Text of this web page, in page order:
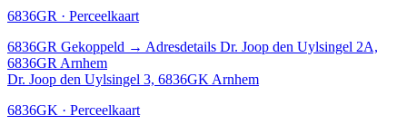
6836GR · Perceelkaart
6836GR Gekoppeld → Adresdetails Dr. Joop den Uylsingel 2A,
6836GR Arnhem
Dr. Joop den Uylsingel 3, 6836GK Arnhem
6836GK · Perceelkaart